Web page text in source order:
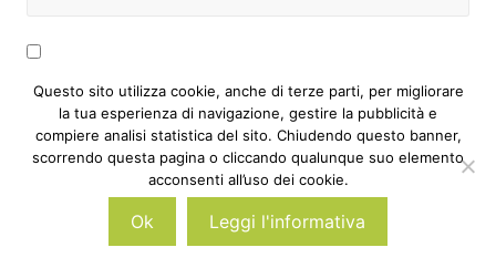
Avvertimi via email in caso di risposte al
mio commento.
Avvertimi via email alla pubblicazione di
un nuovo articolo.
Questo sito utilizza cookie, anche di terze parti, per migliorare
la tua esperienza di navigazione, gestire la pubblicità e
compiere analisi statistica del sito. Chiudendo questo banner,
scorrendo questa pagina o cliccando qualunque suo elemento
acconsenti all’uso dei cookie.
Ok Leggi l'informativa